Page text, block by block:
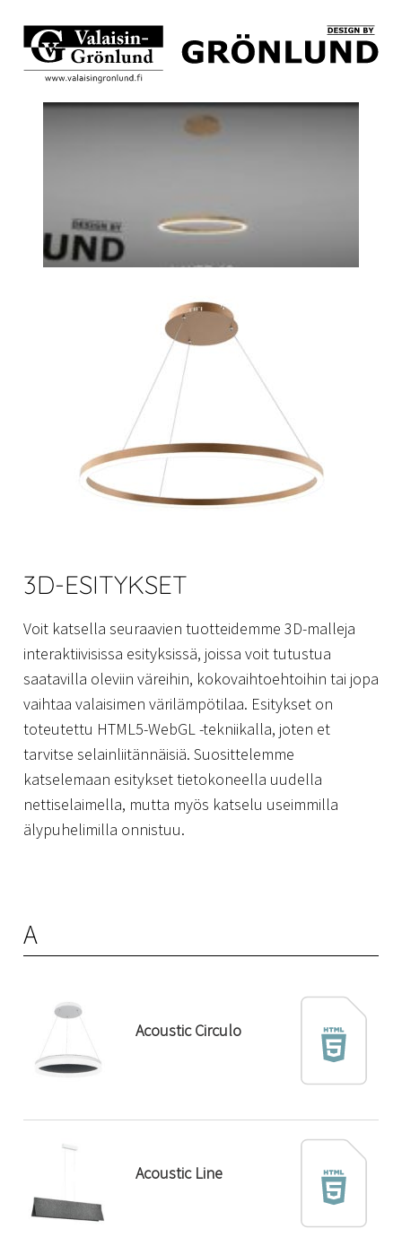
3D-ESITYKSET
Voit katsella seuraavien tuotteidemme 3D-malleja
interaktiivisissa esityksissä, joissa voit tutustua
saatavilla oleviin väreihin, kokovaihtoehtoihin tai jopa
vaihtaa valaisimen värilämpötilaa. Esitykset on
toteutettu HTML5-WebGL -tekniikalla, joten et
tarvitse selainliitännäisiä. Suosittelemme
katselemaan esitykset tietokoneella uudella
nettiselaimella, mutta myös katselu useimmilla
älypuhelimilla onnistuu.
A
Acoustic Circulo
Acoustic Line